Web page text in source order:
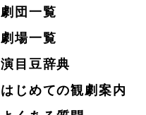
劇団一覧
劇場一覧
演目豆辞典
はじめての観劇案内